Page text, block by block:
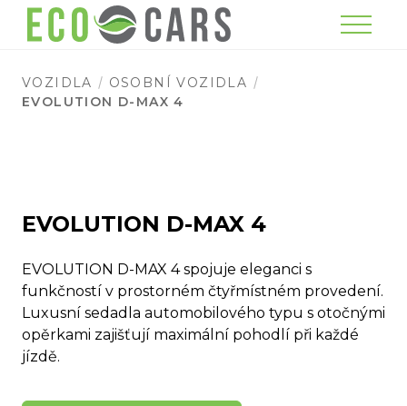
Menu
VOZIDLA
OSOBNÍ VOZIDLA
EVOLUTION D-MAX 4
EVOLUTION D-MAX 4
EVOLUTION D-MAX 4 spojuje eleganci s
funkčností v prostorném čtyřmístném provedení.
Luxusní sedadla automobilového typu s otočnými
opěrkami zajišťují maximální pohodlí při každé
jízdě.